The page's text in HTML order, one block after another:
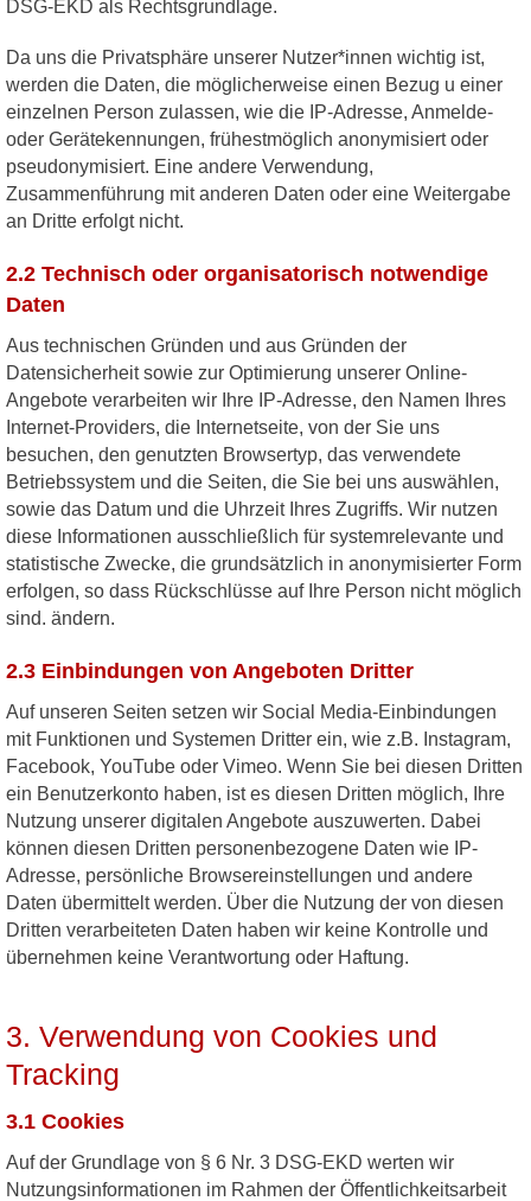
DSG-EKD als Rechtsgrundlage.
Da uns die Privatsphäre unserer Nutzer*innen wichtig ist,
werden die Daten, die möglicherweise einen Bezug u einer
einzelnen Person zulassen, wie die IP-Adresse, Anmelde-
oder Gerätekennungen, frühestmöglich anonymisiert oder
pseudonymisiert. Eine andere Verwendung,
Zusammenführung mit anderen Daten oder eine Weitergabe
an Dritte erfolgt nicht.
2.2 Technisch oder organisatorisch notwendige
Daten
Aus technischen Gründen und aus Gründen der
Datensicherheit sowie zur Optimierung unserer Online-
Angebote verarbeiten wir Ihre IP-Adresse, den Namen Ihres
Internet-Providers, die Internetseite, von der Sie uns
besuchen, den genutzten Browsertyp, das verwendete
Betriebssystem und die Seiten, die Sie bei uns auswählen,
sowie das Datum und die Uhrzeit Ihres Zugriffs. Wir nutzen
diese Informationen ausschließlich für systemrelevante und
statistische Zwecke, die grundsätzlich in anonymisierter Form
erfolgen, so dass Rückschlüsse auf Ihre Person nicht möglich
sind. ändern.
2.3 Einbindungen von Angeboten Dritter
Auf unseren Seiten setzen wir Social Media-Einbindungen
mit Funktionen und Systemen Dritter ein, wie z.B. Instagram,
Facebook, YouTube oder Vimeo. Wenn Sie bei diesen Dritten
ein Benutzerkonto haben, ist es diesen Dritten möglich, Ihre
Nutzung unserer digitalen Angebote auszuwerten. Dabei
können diesen Dritten personenbezogene Daten wie IP-
Adresse, persönliche Browsereinstellungen und andere
Daten übermittelt werden. Über die Nutzung der von diesen
Dritten verarbeiteten Daten haben wir keine Kontrolle und
übernehmen keine Verantwortung oder Haftung.
3. Verwendung von Cookies und
Tracking
3.1 Cookies
Auf der Grundlage von § 6 Nr. 3 DSG-EKD werten wir
Nutzungsinformationen im Rahmen der Öffentlichkeitsarbeit